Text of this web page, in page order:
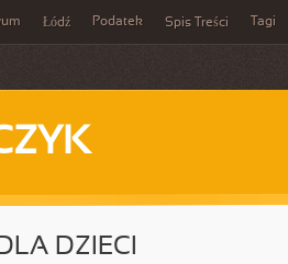
Łódź Podatek Spis Treści Tagi
DZIECI